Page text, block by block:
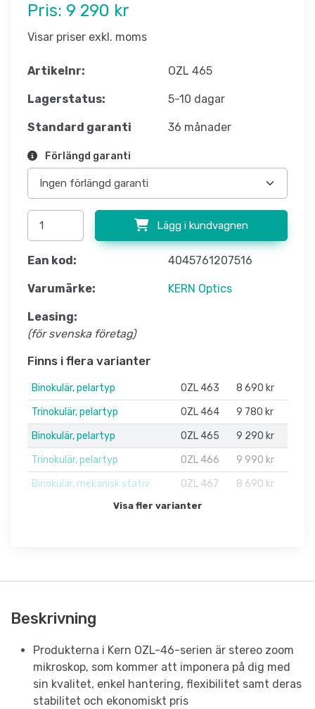
Pris: 9 290 kr
Visar priser exkl. moms
Artikelnr: OZL 465
Lagerstatus: 5-10 dagar
Standard garanti 36 månader
Förlängd garanti
Lägg i kundvagnen
Ean kod: 4045761207516
Varumärke: KERN Optics
Leasing:
(för svenska företag)
Finns i flera varianter
Binokulär, pelartyp OZL 463
8 690 kr
Trinokulär, pelartyp
OZL 464
9 780 kr
Binokulär, pelartyp
OZL 465
9 290 kr
Trinokulär, pelartyp
OZL 466
9 990 kr
Binokulär, mekanisk stativ
OZL 467 8 690 kr
Visa fler varianter
Beskrivning
Produkterna i Kern OZL-46-serien är stereo zoom
mikroskop, som kommer att imponera på dig med
sin kvalitet, enkel hantering, flexibilitet samt deras
stabilitet och ekonomiskt pris